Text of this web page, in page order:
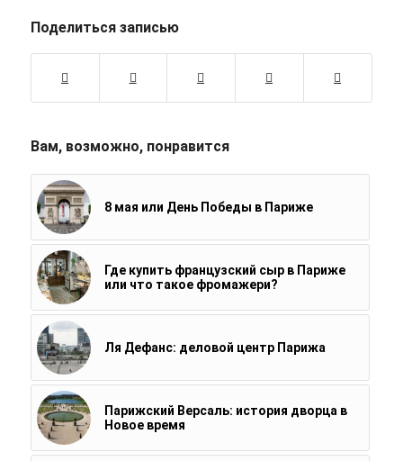
Поделиться записью
Вам, возможно, понравится
8 мая или День Победы в Париже
Где купить французский сыр в Париже
или что такое фромажери?
Ля Дефанс: деловой центр Парижа
Парижский Версаль: история дворца в
Новое время